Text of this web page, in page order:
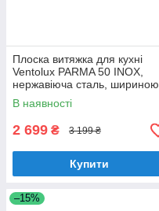
Плоска витяжка для кухні
Ventolux PARMA 50 INOX,
нержавіюча сталь, шириною
50 см, під навісну шафу
В наявності
2 699 ₴ 3 199 ₴
Купити
–15%